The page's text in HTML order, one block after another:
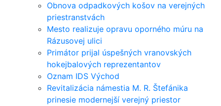
Obnova odpadkových košov na verejných
priestranstvách
Mesto realizuje opravu oporného múru na
Rázusovej ulici
Primátor prijal úspešných vranovských
hokejbalových reprezentantov
Oznam IDS Východ
Revitalizácia námestia M. R. Štefánika
prinesie modernejší verejný priestor